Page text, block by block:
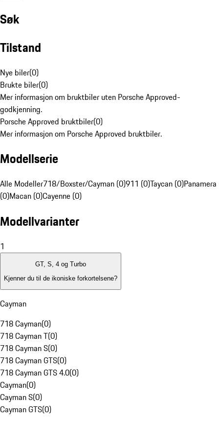
Søk
Tilstand
Nye biler(0)
Brukte biler(0)
Mer informasjon om bruktbiler uten Porsche Approved-
godkjenning.
Porsche Approved bruktbiler(0)
Mer informasjon om Porsche Approved bruktbiler.
Modellserie
Alle Modeller718/Boxster/Cayman (0)911 (0)Taycan (0)Panamera
(0)Macan (0)Cayenne (0)
Modellvarianter
1
GT, S, 4 og Turbo
Kjenner du til de ikoniske forkortelsene?
Cayman
718 Cayman(0)
718 Cayman T(0)
718 Cayman S(0)
718 Cayman GTS(0)
718 Cayman GTS 4.0(0)
Cayman(0)
Cayman S(0)
Cayman GTS(0)